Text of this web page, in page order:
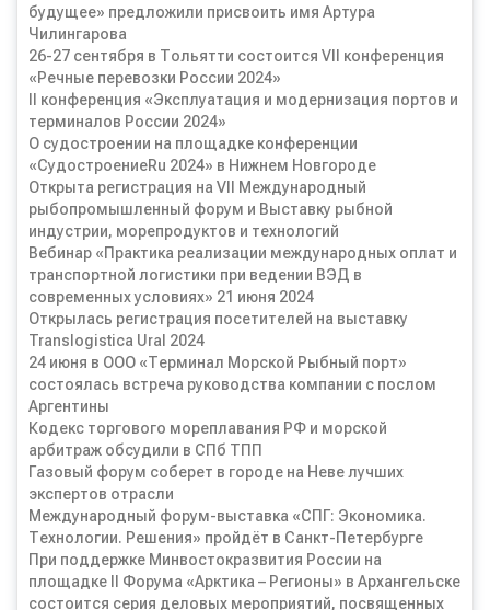
будущее» предложили присвоить имя Артура
Чилингарова
26-27 сентября в Тольятти состоится VII конференция
«Речные перевозки России 2024»
II конференция «Эксплуатация и модернизация портов и
терминалов России 2024»
О судостроении на площадке конференции
«СудостроениеRu 2024» в Нижнем Новгороде
Открыта регистрация на VII Международный
рыбопромышленный форум и Выставку рыбной
индустрии, морепродуктов и технологий
Вебинар «Практика реализации международных оплат и
транспортной логистики при ведении ВЭД в
современных условиях» 21 июня 2024
Открылась регистрация посетителей на выставку
Translogistica Ural 2024
24 июня в ООО «Терминал Морской Рыбный порт»
состоялась встреча руководства компании с послом
Аргентины
Кодекс торгового мореплавания РФ и морской
арбитраж обсудили в СПб ТПП
Газовый форум соберет в городе на Неве лучших
экспертов отрасли
Международный форум-выставка «СПГ: Экономика.
Технологии. Решения» пройдёт в Санкт-Петербурге
При поддержке Минвостокразвития России на
площадке II Форума «Арктика – Регионы» в Архангельске
состоится серия деловых мероприятий, посвященных